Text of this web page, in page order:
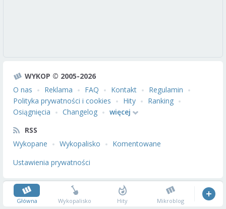
WYKOP © 2005-2026
O nas
Reklama FAQ Kontakt
Regulamin
Polityka prywatności i cookies
Hity
Ranking
Osiągnięcia
Changelog
więcej
RSS
Wykopane
Wykopalisko
Komentowane
Ustawienia prywatności
Główna Wykopalisko Hity Mikroblog